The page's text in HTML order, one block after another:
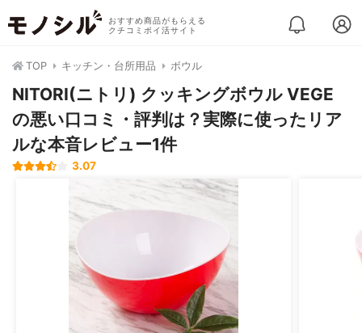
おすすめ商品がもらえる
クチコミポイ活サイト
TOP キッチン・台所用品 ボウル
NITORI(ニトリ) クッキングボウル VEGE
の悪い口コミ・評判は？実際に使ったリア
ルな本音レビュー1件
3.07